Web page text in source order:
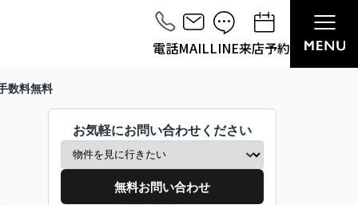
電話MAILLINE来店予約
数料無料
お気軽にお問い合わせください
無料お問い合わせ